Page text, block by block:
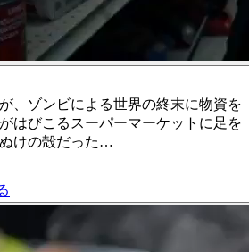
、ゾンビによる世界の終末に物資を
はびこるスーパーマーケットに足を
けの殻だった…